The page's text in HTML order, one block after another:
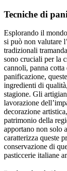
Tecniche di
Esplorando il
si può non valutare
tradizionali
sono cruciali per la
cannoli, panna cotta
panificazione,
ingredienti di
stagione. Gli
lavorazione
decorazione
patrimonio della
apportano non solo
caratterizza queste
conservazione di
pasticcerie italiane